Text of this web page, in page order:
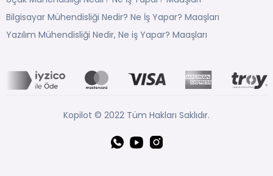
Bilgisayar Mühendisliği Nedir? Ne İş Yapar? Maaşları
Yazılım Mühendisliği Nedir, Ne iş Yapar? Maaşları
Kopilot © 2022 Tüm Hakları Saklıdır.
Whatsapp
YouTubeInstagram